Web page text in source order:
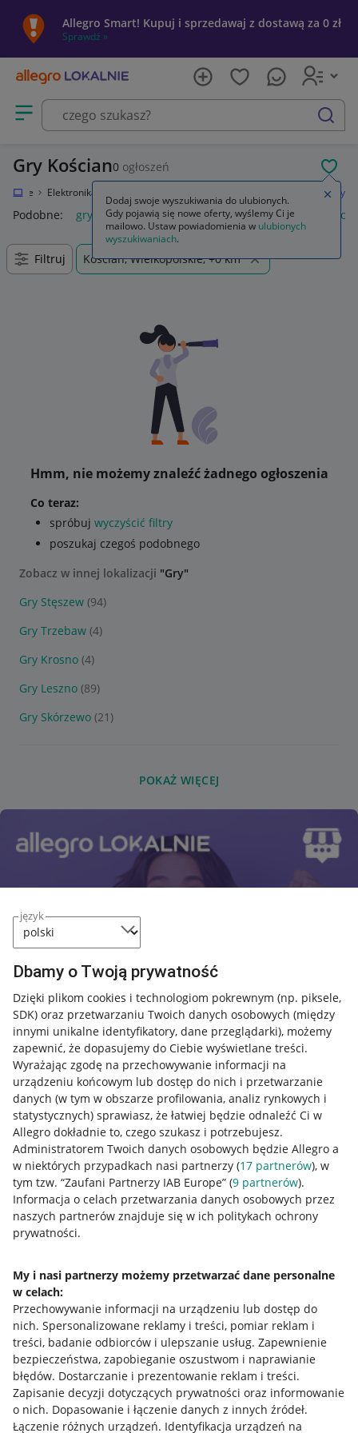
język
Dbamy o Twoją prywatność
Dzięki plikom cookies i technologiom pokrewnym (np. piksele,
SDK) oraz przetwarzaniu Twoich danych osobowych (między
innymi unikalne identyfikatory, dane przeglądarki), możemy
zapewnić, że dopasujemy do Ciebie wyświetlane treści.
Wyrażając zgodę na przechowywanie informacji na
urządzeniu końcowym lub dostęp do nich i przetwarzanie
danych (w tym w obszarze profilowania, analiz rynkowych i
statystycznych) sprawiasz, że łatwiej będzie odnaleźć Ci w
Allegro dokładnie to, czego szukasz i potrzebujesz.
Administratorem Twoich danych osobowych będzie Allegro a
w niektórych przypadkach nasi partnerzy (17 partnerów), w
tym tzw. “Zaufani Partnerzy IAB Europe” (9 partnerów).
Informacja o celach przetwarzania danych osobowych przez
naszych partnerów znajduje się w ich politykach ochrony
prywatności.
My i nasi partnerzy możemy przetwarzać dane personalne
w celach:
Przechowywanie informacji na urządzeniu lub dostęp do
nich. Spersonalizowane reklamy i treści, pomiar reklam i
treści, badanie odbiorców i ulepszanie usług. Zapewnienie
bezpieczeństwa, zapobieganie oszustwom i naprawianie
błędów. Dostarczanie i prezentowanie reklam i treści.
Zapisanie decyzji dotyczących prywatności oraz informowanie
o nich. Dopasowanie i łączenie danych z innych źródeł.
Łączenie różnych urządzeń. Identyfikacja urządzeń na
Allegro Smart! Kupuj i sprzedawaj z dostawą za 0 zł
Sprawdź »
Otwórz menu z kategoriami
szukaj
Gry Kościan0 ogłoszeń
Elektronika Gry
Podobne: gry gry ps5 gry ps4 karty do gry gry
Filtruj Kościan, Wielkopolskie, +0 km
Hmm, nie możemy znaleźć żadnego ogłoszenia
Co teraz:
spróbuj wyczyścić filtry
poszukaj czegoś podobnego
Zobacz w innej lokalizacji "Gry"
Gry Stęszew (94)
Gry Trzebaw (4)
Gry Krosno (4)
Gry Leszno (89)
Gry Skórzewo (21)
POKAŻ WIĘCEJ
Przydatne informacje
Jak to działa
Napisz do nas
Allegro Gadane dla sprzedających
Mapa miejscowości
Informacje prawne
Regulamin
Polityka plików "cookies"
Ustawienia plików "cookies"
Dodaj swoje wyszukiwania do ulubionych.
Gdy pojawią się nowe oferty, wyślemy Ci je
mailowo. Ustaw powiadomienia w ulubionych
wyszukiwaniach.